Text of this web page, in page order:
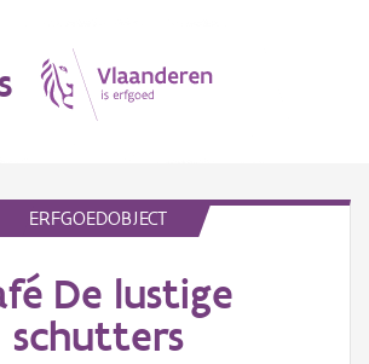
ERFGOEDOBJECT
De lustige
schutters